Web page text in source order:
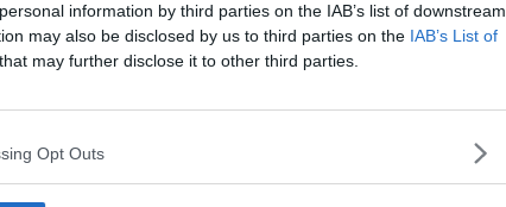
information by third parties on the IAB’s list of downstream
may also be disclosed by us to third parties on the IAB’s List of
that may further disclose it to other third parties.
Opt Outs
Celati